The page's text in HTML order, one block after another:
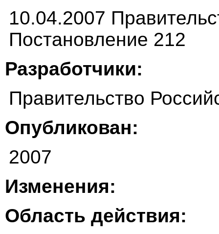
10.04.2007
Постановление 212
Разработчики:
Правительство
Опубликован:
2007
Изменения:
Область действия: